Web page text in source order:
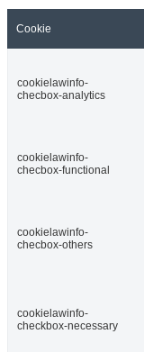
Cookie
cookielawinfo-
checbox-analytics
cookielawinfo-
checbox-functional
cookielawinfo-
checbox-others
cookielawinfo-
checkbox-necessary